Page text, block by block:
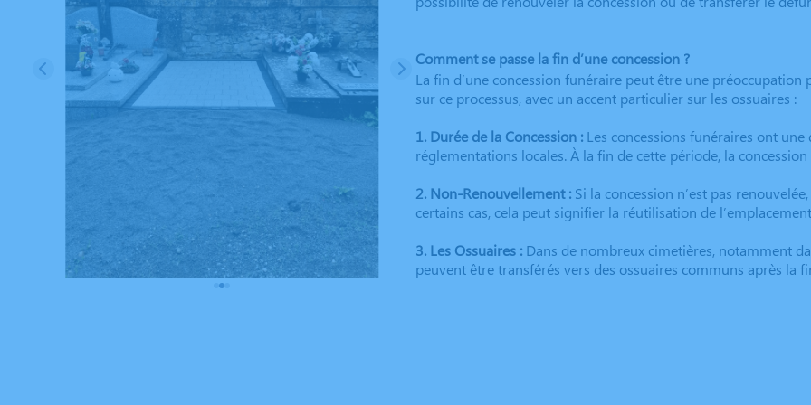
Comment se passe la fin d’une concession ?
La fin d’une concession funéraire peut être une
sur ce processus, avec un accent particulier sur les ossuaires :
1. Durée de la Concession :Les concessions funéraires ont une
réglementations locales. À la fin de cette période, la
2. Non-Renouvellement :Si la concession n’est pas
certains cas, cela peut signifier la réutilisation de
3. Les Ossuaires :Dans de nombreux cimetières, notamment
peuvent être transférés vers des ossuaires communs après la